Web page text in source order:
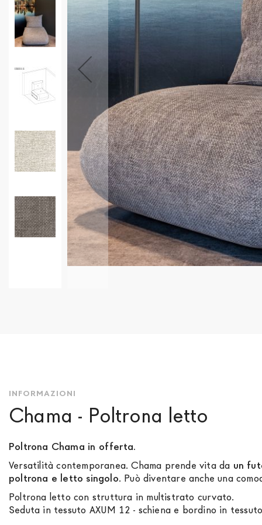
INFORMAZIONI
Chama - Poltrona letto
Poltrona Chama in offerta.
Versatilità contemporanea. Chama prende vita da un
poltrona e letto singolo. Può diventare anche una
Poltrona letto con struttura in multistrato curvato.
Seduta in tessuto AXUM 12 - schiena e bordino in